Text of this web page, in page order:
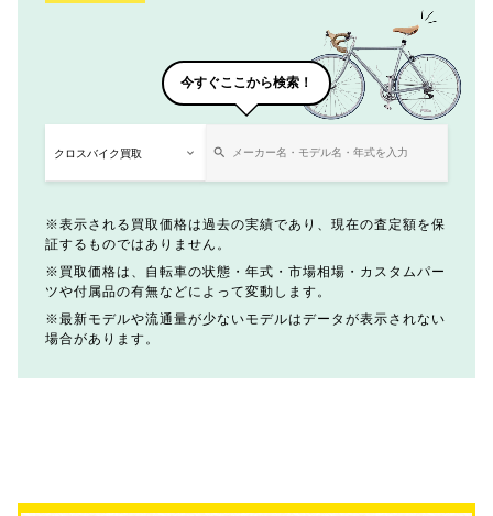
今すぐここから検索！
表示される買取価格は過去の実績であり、現在の査定額を保
証するものではありません。
買取価格は、自転車の状態・年式・市場相場・カスタムパー
ツや付属品の有無などによって変動します。
最新モデルや流通量が少ないモデルはデータが表示されない
場合があります。